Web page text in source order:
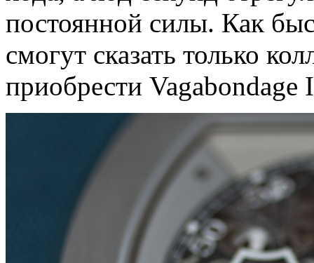
постоянной силы. Как
смогут сказать только
приобрести Vagabondage